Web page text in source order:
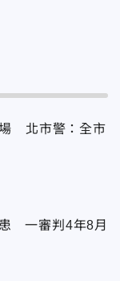
北市警：全市
一審判4年8月